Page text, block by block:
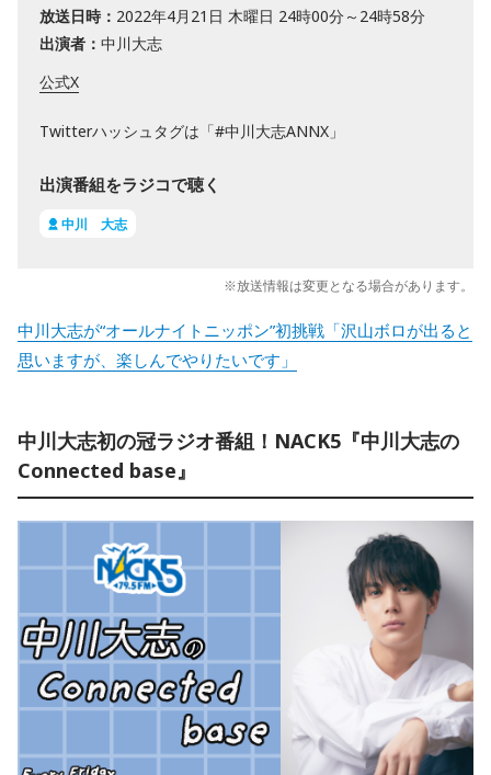
放送日時： 2022年4月21日 木曜日 24時00分～24時58分
出演者： 中川大志
公式X
Twitterハッシュタグは「#中川大志ANNX」
出演番組をラジコで聴く
中川 大志
※放送情報は変更となる場合があります。
中川大志が“オールナイトニッポン”初挑戦「沢山ボロが出ると
思いますが、楽しんでやりたいです」
中川大志初の冠ラジオ番組！NACK5『中川大志の
Connected base』